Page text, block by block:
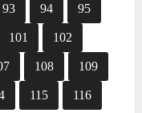
93 94 95
101 102
108 109
115 116